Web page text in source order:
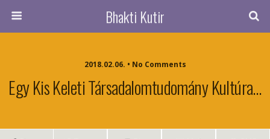
Bhakti Kutir
2018.02.06. • No Comments
Egy Kis Keleti Társadalomtudomány Kultúra…